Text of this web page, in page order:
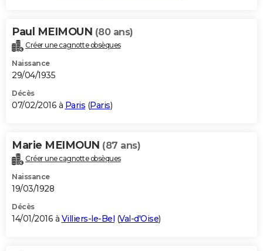
Paul MEIMOUN (80 ans)
Créer une cagnotte obsèques
Naissance
29/04/1935
Décès
07/02/2016 à Paris (Paris)
Marie MEIMOUN (87 ans)
Créer une cagnotte obsèques
Naissance
19/03/1928
Décès
14/01/2016 à Villiers-le-Bel (Val-d'Oise)